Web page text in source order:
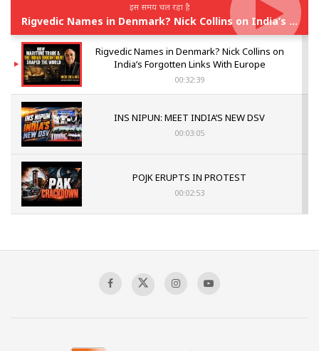
इस समय चल रहा है
Rigvedic Names in Denmark? Nick Collins on India’s Forgotten Links With Europe
Rigvedic Names in Denmark? Nick Collins on
India’s Forgotten Links With Europe
00:32:39
INS NIPUN: MEET INDIA’S NEW DSV
00:03:05
POJK ERUPTS IN PROTEST
00:02:53
Sagar